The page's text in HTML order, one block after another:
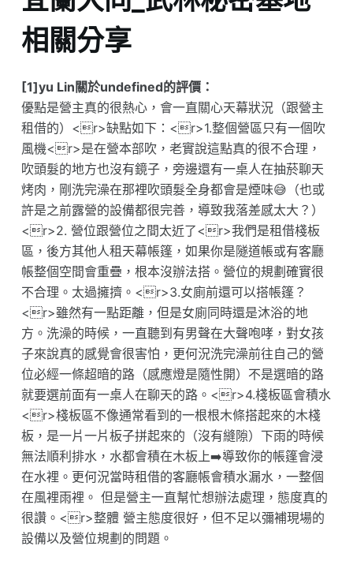
相關分享
[1]yu Lin關於undefined的評價：
優點是營主真的很熱心，會一直關心天幕狀況（跟營主
租借的）<r>缺點如下：<r>1.整個營區只有一個吹
風機<r>是在營本部吹，老實說這點真的很不合理，
吹頭髮的地方也沒有鏡子，旁邊還有一桌人在抽菸聊天
烤肉，剛洗完澡在那裡吹頭髮全身都會是煙味😅（也或
許是之前露營的設備都很完善，導致我落差感太大？）
<r>2. 營位跟營位之間太近了<r>我們是租借棧板
區，後方其他人租天幕帳篷，如果你是隧道帳或有客廳
帳整個空間會重疊，根本沒辦法搭。營位的規劃確實很
不合理。太過擁擠。<r>3.女廁前還可以搭帳篷？
<r>雖然有一點距離，但是女廁同時還是沐浴的地
方。洗澡的時候，一直聽到有男聲在大聲咆哮，對女孩
子來說真的感覺會很害怕，更何況洗完澡前往自己的營
位必經一條超暗的路（感應燈是隨性開）不是選暗的路
就要選前面有一桌人在聊天的路。<r>4.棧板區會積水
<r>棧板區不像通常看到的一根根木條搭起來的木棧
板，是一片一片板子拼起來的（沒有縫隙）下雨的時候
無法順利排水，水都會積在木板上➡️導致你的帳篷會浸
在水裡。更何況當時租借的客廳帳會積水漏水，一整個
在風裡雨裡。 但是營主一直幫忙想辦法處理，態度真的
很讚。<r>整體 營主態度很好，但不足以彌補現場的
設備以及營位規劃的問題。